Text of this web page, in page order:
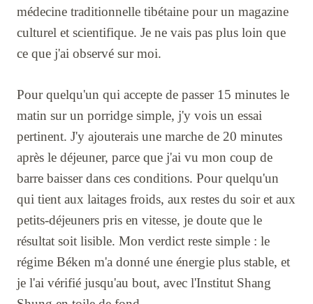
médecine traditionnelle tibétaine pour un magazine
culturel et scientifique. Je ne vais pas plus loin que
ce que j'ai observé sur moi.
Pour quelqu'un qui accepte de passer 15 minutes le
matin sur un porridge simple, j'y vois un essai
pertinent. J'y ajouterais une marche de 20 minutes
après le déjeuner, parce que j'ai vu mon coup de
barre baisser dans ces conditions. Pour quelqu'un
qui tient aux laitages froids, aux restes du soir et aux
petits-déjeuners pris en vitesse, je doute que le
résultat soit lisible. Mon verdict reste simple : le
régime Béken m'a donné une énergie plus stable, et
je l'ai vérifié jusqu'au bout, avec l'Institut Shang